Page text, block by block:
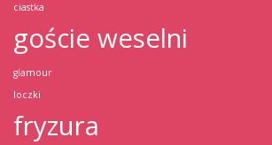
ciastka
goście weselni
glamour
loczki
fryzura